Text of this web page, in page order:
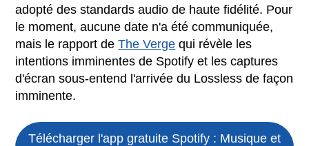
adopté des standards audio de haute fidélité. Pour
le moment, aucune date n'a été communiquée,
mais le rapport deThe Verge qui révèle les
intentions imminentes de Spotify et les captures
d'écran sous-entend l'arrivée du Lossless de façon
imminente.
Télécharger l'app gratuite Spotify : Musique et